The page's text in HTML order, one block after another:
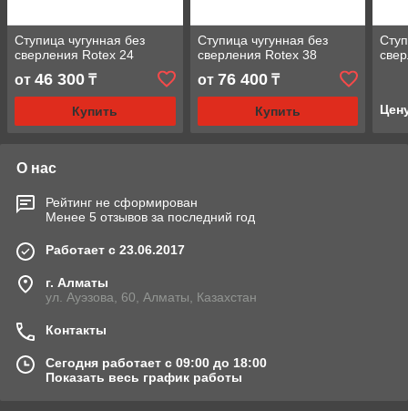
Ступица чугунная без
сверления Rotex 24
от 46 300 ₸
Купить
Ступица чугунная без
сверления Rotex 38
от 76 400₸
Купить
О нас
Рейтинг не сформирован
Менее 5 отзывов за последний год
Работает с 23.06.2017
г. Алматы
ул. Ауэзова, 60, Алматы, Казахстан
Контакты
Сегодня работает с 09:00 до 18:00
Показать весь график работы